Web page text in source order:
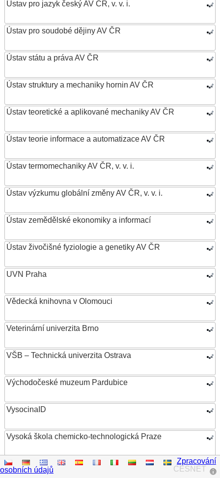
Ústav pro jazyk český AV ČR, v. v. i.
Ústav pro soudobé dějiny AV ČR
Ústav státu a práva AV ČR
Ústav struktury a mechaniky hornin AV ČR
Ústav teoretické a aplikované mechaniky AV ČR
Ústav teorie informace a automatizace AV ČR
Ústav termomechaniky AV ČR, v. v. i.
Ústav výzkumu globální změny AV ČR, v. v. i.
Ústav zemědělské ekonomiky a informací
Ústav živočišné fyziologie a genetiky AV ČR
UVN Praha
Vědecká knihovna v Olomouci
Veterinární univerzita Brno
VŠB – Technická univerzita Ostrava
Východočeské muzeum Pardubice
VysocinaID
Vysoká škola chemicko-technologická Praze
Vysoká škola ekonomická v Praze
CESNET
Zpracování
osobních údajů